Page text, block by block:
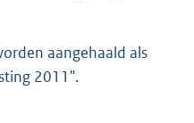
aangehaald als
2011".